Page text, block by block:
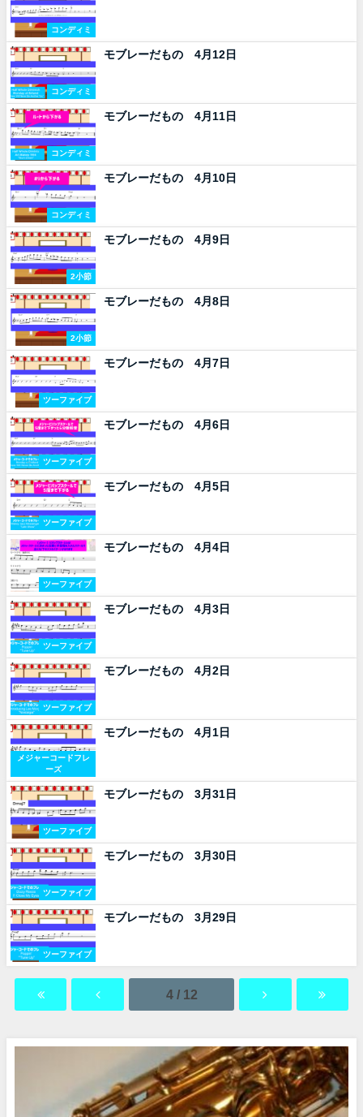
コンディミ
コンディミ
モブレーだもの 4月12日
コンディミ
モブレーだもの 4月11日
コンディミ
モブレーだもの 4月10日
2小節
モブレーだもの 4月9日
2小節
モブレーだもの 4月8日
ツーファイブ
モブレーだもの 4月7日
ツーファイブ
モブレーだもの 4月6日
ツーファイブ
モブレーだもの 4月5日
ツーファイブ
モブレーだもの 4月4日
ツーファイブ
モブレーだもの 4月3日
ツーファイブ
モブレーだもの 4月2日
メジャーコードフレ
ーズ
モブレーだもの 4月1日
ツーファイブ
モブレーだもの 3月31日
ツーファイブ
モブレーだもの 3月30日
ツーファイブ
モブレーだもの 3月29日
4 / 12